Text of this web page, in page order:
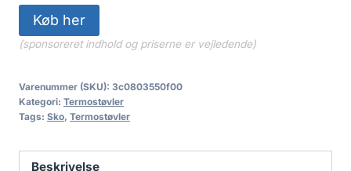
Køb her
(sponsoreret indhold og priserne er vejledende)
Varenummer (SKU): 3c0803550f00
Kategori: Termostøvler
Tags: Sko, Termostøvler
Beskrivelse